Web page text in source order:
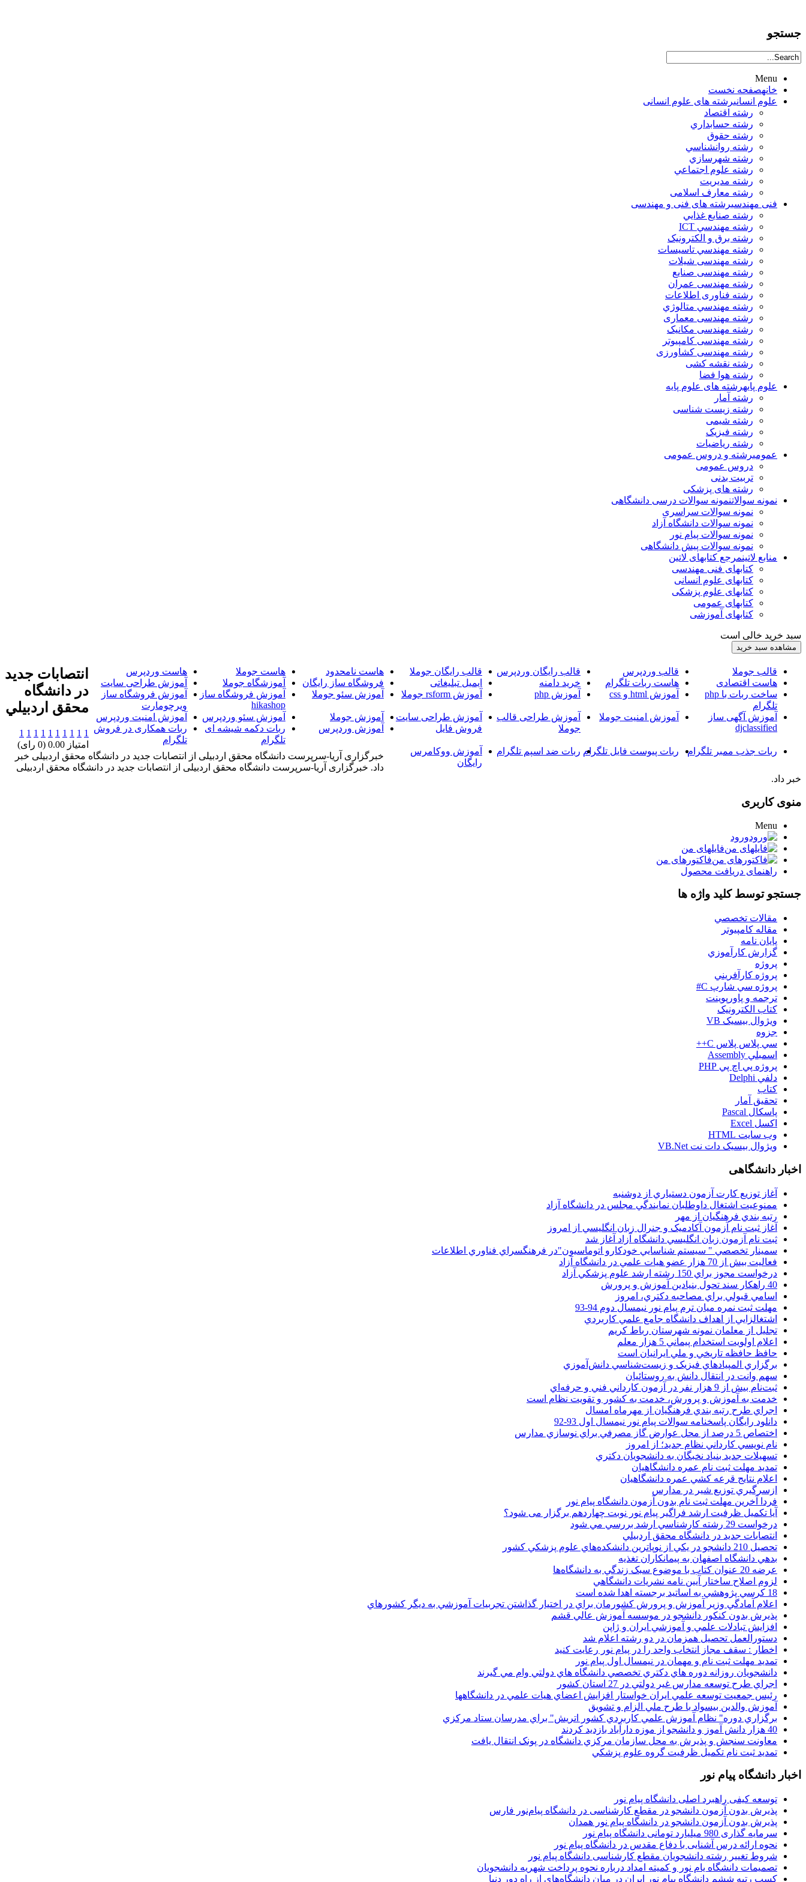
جستجو
Menu
خانهصفحه نخست
علوم انسانيرشته های علوم انسانی
رشته اقتصاد
رشته حسابداري
رشته حقوق
رشته روانشناسي
رشته شهرسازي
رشته علوم اجتماعي
رشته مديريت
رشته معارف اسلامی
فنی مهندسیرشته های فنی و مهندسی
رشته صنايع غذايي
رشته مهندسي ICT
رشته برق و الکترونيک
رشته مهندسي تاسيسات
رشته مهندسی شیلات
رشته مهندسی صنایع
رشته مهندسی عمران
رشته فناوری اطلاعات
رشته مهندسي متالوژي
رشته مهندسی معماری
رشته مهندسی مکانیک
رشته مهندسی کامپیوتر
رشته مهندسی کشاورزی
رشته نقشه کشی
رشته هوا فضا
علوم پایهرشته های علوم پایه
رشته آمار
رشته زیست شناسی
رشته شیمی
رشته فیزیک
رشته ریاضیات
عمومیرشته و دروس عمومی
دروس عمومی
تربیت بدنی
رشته های پزشکی
نمونه سوالاتنمونه سوالات درسی دانشگاهی
نمونه سوالات سراسری
نمونه سوالات دانشگاه آزاد
نمونه سوالات پیام نور
نمونه سوالات پیش دانشگاهی
منابع لاتینمرجع کتابهای لاتین
کتابهای فنی مهندسی
کتابهای علوم انسانی
کتابهای علوم پزشکی
کتابهای عمومی
کتابهای آموزشی
سبد خرید خالی است
قالب جوملا قالب وردپرس قالب رایگان وردپرس قالب رایگان جوملا هاست نامحدود هاست جوملا
هاست وردپرس
هاست اقتصادی
هاست ربات تلگرام خرید دامنه ایمیل تبلیغاتی فروشگاه ساز رایگان آموزشگاه جوملا
آموزش طراحی سایت
ساخت ربات با php
تلگرام
آموزش html و css آموزش php آموزش rsform جوملا آموزش سئو جوملا
آموزش فروشگاه ساز
hikashop
آموزش فروشگاه ساز
ویرچومارت
آموزش آگهی ساز
djclassified
آموزش امنیت جوملا
آموزش طراحی قالب
جوملا
آموزش طراحی سایت
فروش فایل
آموزش جوملا آموزش سئو وردپرس
آموزش امنیت وردپرس
آموزش وردپرس
ربات دکمه شیشه ای
تلگرام
ربات همکاری در فروش
تلگرام
ربات جذب ممبر تلگرام
ربات پیوست فایل تلگرام ربات ضد اسپم تلگرام
آموزش ووکامرس
رایگان
انتصابات جديد
در دانشگاه
محقق اردبيلي
1
1
1
1
1
1
1
1
1
1
امتیاز 0.00 (0 رای)
خبرگزاری آریا-سرپرست دانشگاه محقق اردبیلی از انتصابات جدید در دانشگاه محقق اردبیلی خبر
داد. خبرگزاری آریا-سرپرست دانشگاه محقق اردبیلی از انتصابات جدید در دانشگاه محقق اردبیلی
خبر داد.
منوی کاربری
Menu
ورود
فایلهای من
فاکتورهای من
راهنمای دریافت محصول
جستجو توسط کلید واژه ها
مقالات تخصصي
مقاله کامپیوتر
پایان نامه
گزارش کارآموزي
پروژه
پروژه کارآفريني
پروژه سي شارپ C#
ترجمه و پاورپوينت
کتاب الکترونيک
ويژوال بيسيک VB
جزوه
سي پلاس پلاس C++
اسمبلي Assembly
پروژه پي اچ پي PHP
دلفي Delphi
کتاب
تحقيق آمار
پاسکال Pascal
اکسل Excel
وب سايت HTML
ويژوال بيسيک دات نت VB.Net
اخبار دانشگاهی
آغاز توزيع کارت آزمون دستياري از دوشنبه
ممنوعيت اشتغال داوطلبان نمايندگي مجلس در دانشگاه آزاد
رتبه بندي فرهنگيان از مهر
آغاز ثبت نام آزمون آکادميک و جنرال زبان انگليسي از امروز
ثبت نام آزمون زبان انگليسي دانشگاه آزاد آغاز شد
سمينار تخصصي " سيستم شناسايي خودکارو اتوماسيون"در فرهنگسراي فناوري اطلاعات
فعاليت بيش از 70 هزار عضو هيات علمي در دانشگاه آزاد
درخواست مجوز براي 150 رشته ارشد علوم پزشکي آزاد
40 راهکار سند تحول بنيادين آموزش و پرورش
اسامي قبولي براي مصاحبه دکتري، امروز
مهلت ثبت نمره میان ترم پیام نور نیمسال دوم 94-93
اشتغالزايي از اهداف دانشگاه جامع علمي کاربردي
تجليل از معلمان نمونه شهرستان رباط کريم
اعلام اولويت استخدام پيماني 5 هزار معلم
حافظ حافظه تاريخي و ملي ايرانيان است
برگزاري المپيادهاي فيزيک و زيست‌شناسي دانش‌آموزي
سهم وانت در انتقال دانش به روستائيان
ثبت‌نام بيش از 9 هزار نفر در آزمون کارداني فني و حرفه‌اي
خدمت به آموزش و پرورش، خدمت به کشور و تقويت نظام است
اجراي طرح رتبه بندي فرهنگيان از مهرماه امسال
دانلود رایگان پاسخنامه سوالات پیام نور نیمسال اول 93-92
اختصاص 5 درصد از محل عوارض گاز مصرفي براي نوسازي مدارس
نام نويسي کارداني نظام جديد؛ از امروز
تسهيلات جديد بنياد نخبگان به دانشجويان دکتري
تمديد مهلت ثبت نام عمره دانشگاهيان
اعلام نتايج قرعه کشي عمره دانشگاهيان
ازسرگيري توزيع شير در مدارس
فردا آخرین مهلت ثبت نام بدون آزمون دانشگاه پیام نور
آیا تکمیل ظرفیت ارشد فراگیر پیام نور نوبت چهاردهم برگزار می شود؟
درخواست 29 رشته کارشناسي ارشد بررسي مي شود
انتصابات جديد در دانشگاه محقق اردبيلي
تحصيل 210 دانشجو در يکي از نوپاترين دانشکده‌هاي علوم پزشکي کشور
بدهي دانشگاه اصفهان به پيمانکاران تغذيه
عرضه 20 عنوان کتاب با موضوع سبک زندگي به دانشگاه‌ها
لزوم اصلاح ساختار آيين نامه نشريات دانشگاهي
18 کرسي پژوهشي به اساتيد برجسته اهدا شده است
اعلام آمادگي وزير آموزش و پرورش کشورمان براي در اختيار گذاشتن تجربيات آموزشي به ديگر کشورهاي
پذيرش بدون کنکور دانشجو در موسسه آموزش عالي قشم
افزايش تبادلات علمي و آموزشي ايران و ژاپن
دستورالعمل تحصیل همزمان در دو رشته اعلام شد
اخطار : سقف مجاز انتخاب واحد را در پیام نور رعایت کنید
تمدید مهلت ثبت نام و مهمان در نیمسال اول پیام نور
دانشجويان روزانه دوره هاي دكتري تخصصي دانشگاه هاي دولتي وام مي گيرند
اجراي طرح توسعه مدارس غير دولتي در 27 استان کشور
رئيس جمعيت توسعه علمي ايران خواستار افزايش اعضاي هيات علمي در دانشگاهها
آموزش والدين بيسواد با طرح ملي الزام و تشويق
برگزاري دوره" نظام آموزش علمي كاربردي كشور اتريش" براي مدرسان ستاد مرکزي
40 هزار دانش آموز و دانشجو از موزه دارآباد بازديد کردند
معاونت سنجش و پذيرش به محل سازمان مرکزي دانشگاه در پونک انتقال يافت
تمديد ثبت نام تکميل ظرفيت گروه علوم پزشکي
اخبار دانشگاه پیام نور
توسعه کیفی راهبرد اصلی دانشگاه پیام نور
پذیرش بدون آزمون دانشجو در مقطع کارشناسی در دانشگاه پیام‌نور فارس
پذیرش بدون آزمون دانشجو در دانشگاه پیام نور همدان
سرمایه گذاری 980 میلیارد تومانی دانشگاه پیام نور
نحوه ارائه درس آشنایی با دفاع مقدس در دانشگاه پیام نور
شروط تغییر رشته دانشجویان مقطع کارشناسی دانشگاه پیام نور
تصمیمات دانشگاه یام نور و کمیته امداد درباره نحوه پرداخت شهریه دانشجویان
کسب رتبه ششم دانشگاه پیام نور ایران در میان دانشگاه‌های از راه دور دنیا